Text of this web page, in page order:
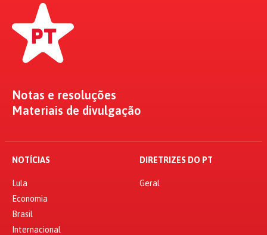
Notas e resoluções
Materiais de divulgação
NOTÍCIAS
Lula
Economia
Brasil
Internacional
DIRETRIZES DO PT
Geral